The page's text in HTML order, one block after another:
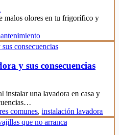
malos olores en tu frigorífico y
y sus consecuencias
instalar una lavadora en casa y
comunes, instalación lavadora